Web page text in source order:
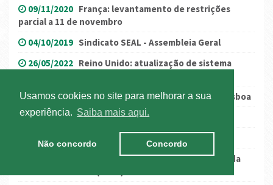
Usamos cookies no site para melhorar a sua
experiência.
Saiba mais aqui.
Não concordo Concordo
09/11/2020 França: levantamento de restrições
parcial a 11 de novembro
04/10/2019 Sindicato SEAL - Assembleia Geral
26/05/2022 Reino Unido: atualização de sistema
28/04/2016 Constrangimentos de trânsito em Lisboa
04/04/2017 Itália - cortes de estrada
18/04/2019
Novo desvio obrigatório na N-340
Bulgária: encerramento temporário da